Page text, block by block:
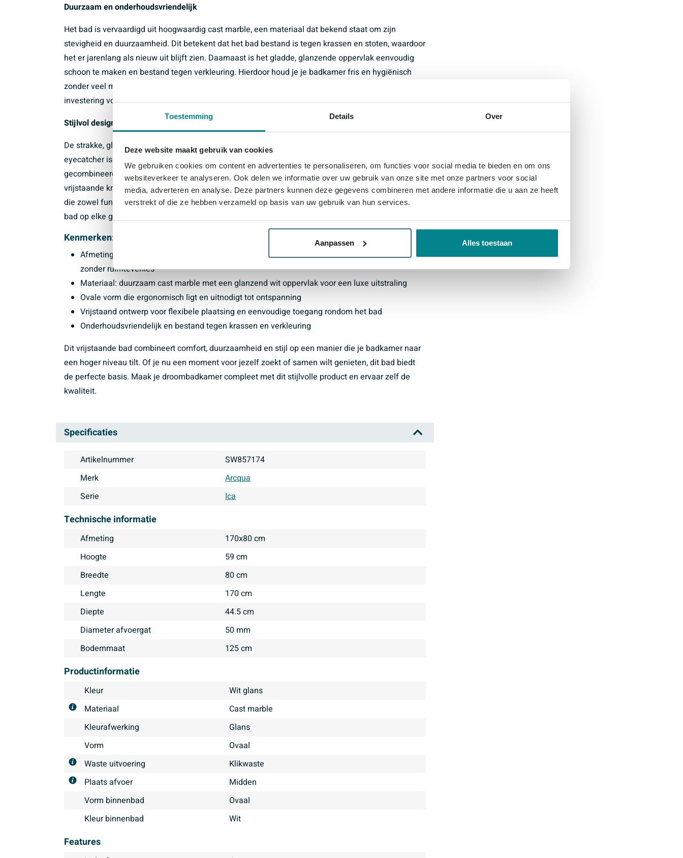
Toestemming Details Over
Deze website maakt gebruik van cookies
We gebruiken cookies om content en advertenties te personaliseren, om functies voor social media te bieden en om ons
websiteverkeer te analyseren. Ook delen we informatie over uw gebruik van onze site met onze partners voor social
media, adverteren en analyse. Deze partners kunnen deze gegevens combineren met andere informatie die u aan ze heeft
verstrekt of die ze hebben verzameld op basis van uw gebruik van hun services.
Aanpassen Alles toestaan
Duurzaam en onderhoudsvriendelijk
Het bad is vervaardigd uit hoogwaardig cast marble, een materiaal dat bekend staat om zijn
stevigheid en duurzaamheid. Dit betekent dat het bad bestand is tegen krassen en stoten, waardoor
het er jarenlang als nieuw uit blijft zien. Daarnaast is het gladde, glanzende oppervlak eenvoudig
schoon te maken en bestand tegen verkleuring. Hierdoor houd je je badkamer fris en hygiënisch
zonder veel moeite. Dit maakt het bad niet alleen een stijlvolle keuze, maar ook een praktische
investering voor dagelijks gebruik.
Stijlvol design en veelzijdigheid
De strakke, glanzend witte afwerking en de tijdloze ovale vorm zorgen ervoor dat dit bad een echte
eyecatcher is in elke badkamer. Het past moeiteloos bij verschillende interieurstijlen en kan
gecombineerd worden met diverse kranen en accessoires. Of je nu kiest voor een klassieke
vrijstaande kraan of een moderne wandkraan, dit bad vormt de perfecte basis voor een badkamer
die zowel functioneel als stijlvol is. Het vrijstaande karakter geeft je bovendien de vrijheid om het
bad op elke gewenste plek te plaatsen, wat extra flexibiliteit biedt bij het inrichten van je badkamer.
Kenmerken:
Afmetingen: 170 cm lang, 80 cm breed, 59 cm hoog – ideaal voor comfortabel badderen
zonder ruimteverlies
Materiaal: duurzaam cast marble met een glanzend wit oppervlak voor een luxe uitstraling
Ovale vorm die ergonomisch ligt en uitnodigt tot ontspanning
Vrijstaand ontwerp voor flexibele plaatsing en eenvoudige toegang rondom het bad
Onderhoudsvriendelijk en bestand tegen krassen en verkleuring
Dit vrijstaande bad combineert comfort, duurzaamheid en stijl op een manier die je badkamer naar
een hoger niveau tilt. Of je nu een moment voor jezelf zoekt of samen wilt genieten, dit bad biedt
de perfecte basis. Maak je droombadkamer compleet met dit stijlvolle product en ervaar zelf de
kwaliteit.
Specificaties
Artikelnummer
SW857174
Merk
Arcqua
Serie
Ica
Technische informatie
Afmeting
170x80 cm
Hoogte
59 cm
Breedte
80 cm
Lengte
170 cm
Diepte
44.5 cm
Diameter afvoergat
50 mm
Bodemmaat
125 cm
Productinformatie
Kleur
Wit glans
Materiaal
Cast marble
Kleurafwerking
glans
Vorm
Ovaal
Waste uitvoering
klikwaste
Plaats afvoer
midden
Vorm binnenbad
Ovaal
Kleur binnenbad
Wit
Features